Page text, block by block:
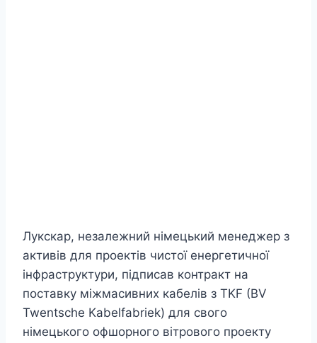
Лукскар, незалежний німецький менеджер з
активів для проектів чистої енергетичної
інфраструктури, підписав контракт на
поставку міжмасивних кабелів з TKF (BV
Twentsche Kabelfabriek) для свого
німецького офшорного вітрового проекту